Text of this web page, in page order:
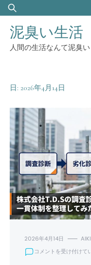
Skip
to
content
索:
泥臭い生活
人間の生活なんて泥臭
日: 2026年4月14日
2026年4月14日
株
コメントを受け付けて